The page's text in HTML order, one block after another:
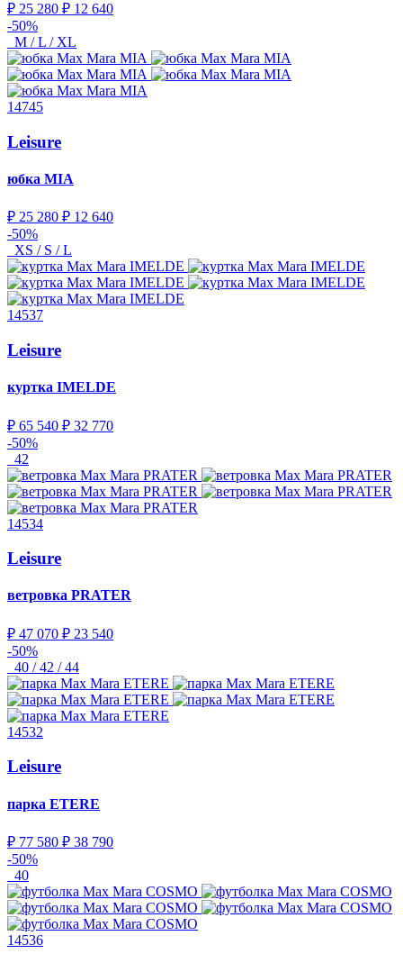
₽ 25 280 ₽ 12 640
-50%
M / L / XL
14745
Leisure
юбка MIA
₽ 25 280 ₽ 12 640
-50%
XS / S / L
14537
Leisure
куртка IMELDE
₽ 65 540 ₽ 32 770
-50%
42
14534
Leisure
ветровка PRATER
₽ 47 070 ₽ 23 540
-50%
40 / 42 / 44
14532
Leisure
парка ETERE
₽ 77 580 ₽ 38 790
-50%
40
14536